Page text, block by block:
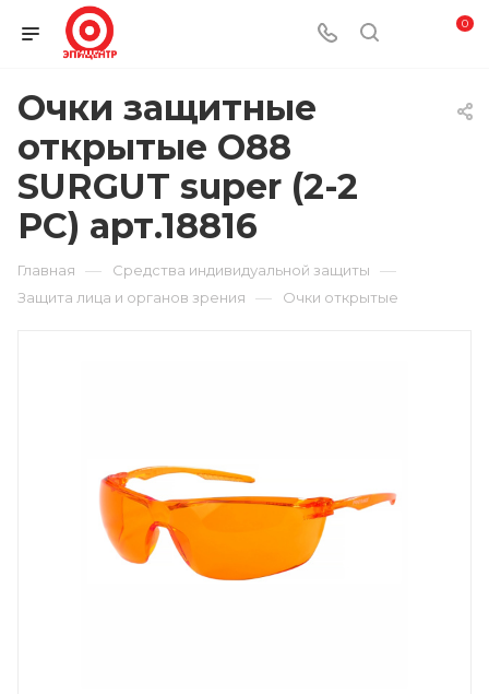
0
Очки защитные
открытые О88
SURGUT super (2-2
РС) арт.18816
Главная — Средства индивидуальной защиты —
Защита лица и органов зрения — Очки открытые